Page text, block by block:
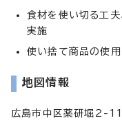
食材を使い切る工
実施
使い捨て商品の使
地図情報
広島市中区薬研堀2-11